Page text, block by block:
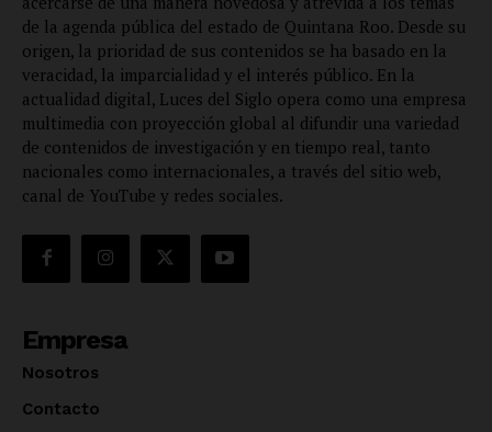
de la agenda pública del estado de Quintana Roo. Desde su
origen, la prioridad de sus contenidos se ha basado en la
veracidad, la imparcialidad y el interés público. En la
actualidad digital, Luces del Siglo opera como una empresa
multimedia con proyección global al difundir una variedad
de contenidos de investigación y en tiempo real, tanto
nacionales como internacionales, a través del sitio web,
canal de YouTube y redes sociales.
Empresa
Nosotros
Contacto